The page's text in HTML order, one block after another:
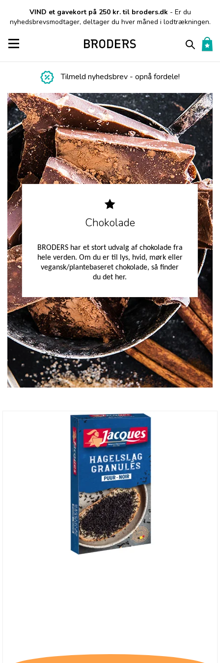
VIND et gavekort på 250 kr. til broders.dk - Er du
nyhedsbrevsmodtager, deltager du hver måned i lodtrækningen.
Toggle navigation
Tilmeld nyhedsbrev - opnå fordele!
Chokolade
BRODERS har et stort udvalg af chokolade fra
hele verden. Om du er til lys, hvid, mørk eller
vegansk/plantebaseret chokolade, så finder
du det her.